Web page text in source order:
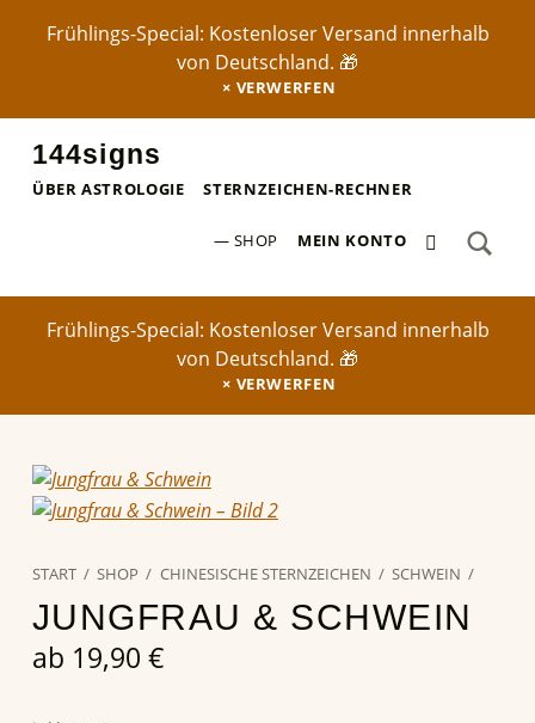
Frühlings-Special: Kostenloser Versand innerhalb
von Deutschland. 🎁
VERWERFEN
144signs
ÜBER ASTROLOGIE STERNZEICHEN-RECHNER
SHOP MEIN KONTO 0 ARTIKEL
Search for:
Frühlings-Special: Kostenloser Versand innerhalb
von Deutschland. 🎁
VERWERFEN
START / SHOP / CHINESISCHE STERNZEICHEN / SCHWEIN /
JUNGFRAU & SCHWEIN
ab 19,90 €